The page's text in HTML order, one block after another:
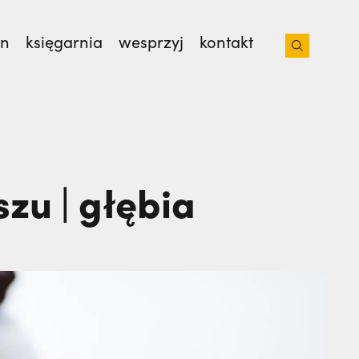
księgarnia wesprzyj kontakt
| głębia